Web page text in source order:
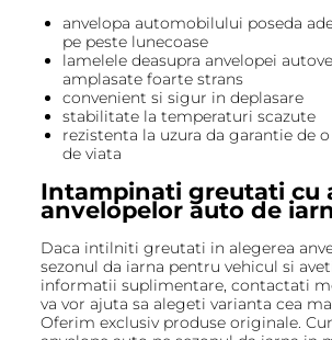
anvelopa automobilului poseda
pe peste lunecoase
lamelele deasupra anvelopei
amplasate foarte strans
convenient si sigur in deplasare
stabilitate la temperaturi scazute
rezistenta la uzura da garantie de
de viata
Intampinati greutati cu
anvelopelor auto de
Daca intilniti greutati in alegerea
sezonul da iarna pentru vehicul si
informatii suplimentare, contactati
va vor ajuta sa alegeti varianta cea
Oferim exclusiv produse originale.